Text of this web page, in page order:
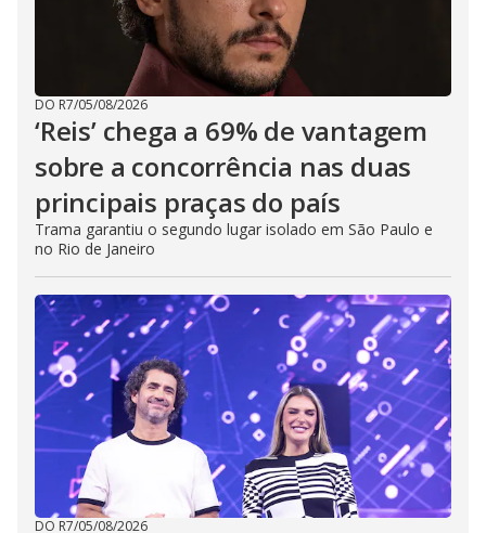
DO R7/05/08/2026
‘Reis’ chega a 69% de vantagem
sobre a concorrência nas duas
principais praças do país
Trama garantiu o segundo lugar isolado em São Paulo e
no Rio de Janeiro
DO R7/05/08/2026